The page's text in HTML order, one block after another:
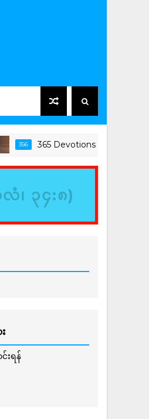
356 365 Devotions
၊ ၃၄:၈)
င်းရန်